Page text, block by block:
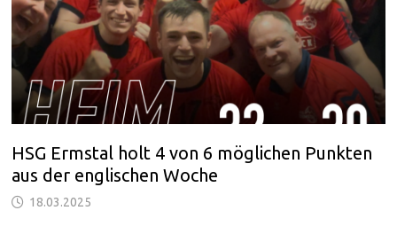
HSG Ermstal holt 4 von 6 möglichen Punkten
aus der englischen Woche
18.03.2025